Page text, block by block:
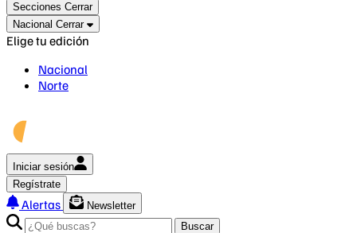
Secciones Cerrar
Nacional Cerrar
Elige tu edición
Nacional
Norte
Iniciar sesión
Regístrate
Alertas
Newsletter
Buscar